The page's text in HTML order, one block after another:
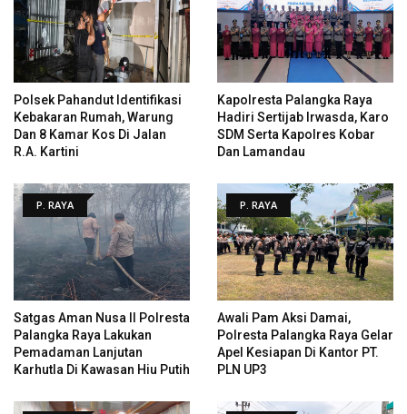
Polsek Pahandut Identifikasi
Kebakaran Rumah, Warung
Dan 8 Kamar Kos Di Jalan
R.A. Kartini
Kapolresta Palangka Raya
Hadiri Sertijab Irwasda, Karo
SDM Serta Kapolres Kobar
Dan Lamandau
P. RAYA
Satgas Aman Nusa II Polresta
Palangka Raya Lakukan
Pemadaman Lanjutan
Karhutla Di Kawasan Hiu Putih
P. RAYA
Awali Pam Aksi Damai,
Polresta Palangka Raya Gelar
Apel Kesiapan Di Kantor PT.
PLN UP3